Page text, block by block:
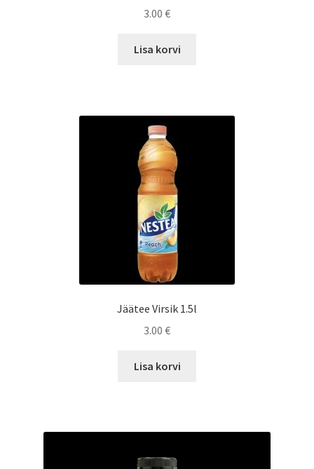
3.00 €
Lisa korvi
Jäätee Virsik 1.5l
3.00 €
Lisa korvi